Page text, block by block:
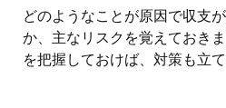
どのようなことが原因で収支
か、主なリスクを覚えておき
を把握しておけば、対策も立